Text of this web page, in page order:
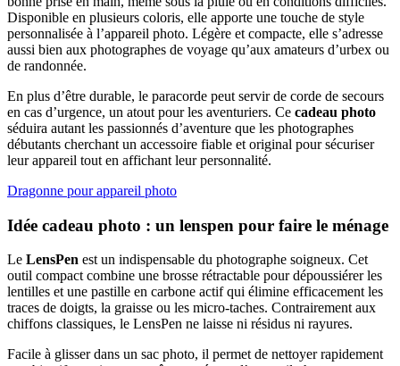
Disponible en plusieurs coloris, elle apporte une touche de style
personnalisée à l’appareil photo. Légère et compacte, elle s’adresse
aussi bien aux photographes de voyage qu’aux amateurs d’urbex ou
de randonnée.
En plus d’être durable, le paracorde peut servir de corde de secours
en cas d’urgence, un atout pour les aventuriers. Ce cadeau photo
séduira autant les passionnés d’aventure que les photographes
débutants cherchant un accessoire fiable et original pour sécuriser
leur appareil tout en affichant leur personnalité.
Dragonne pour appareil photo
Idée cadeau photo : un lenspen pour faire le ménage
Le LensPen est un indispensable du photographe soigneux. Cet
outil compact combine une brosse rétractable pour dépoussiérer les
lentilles et une pastille en carbone actif qui élimine efficacement les
traces de doigts, la graisse ou les micro-taches. Contrairement aux
chiffons classiques, le LensPen ne laisse ni résidus ni rayures.
Facile à glisser dans un sac photo, il permet de nettoyer rapidement